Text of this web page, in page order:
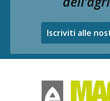
Iscriviti alle